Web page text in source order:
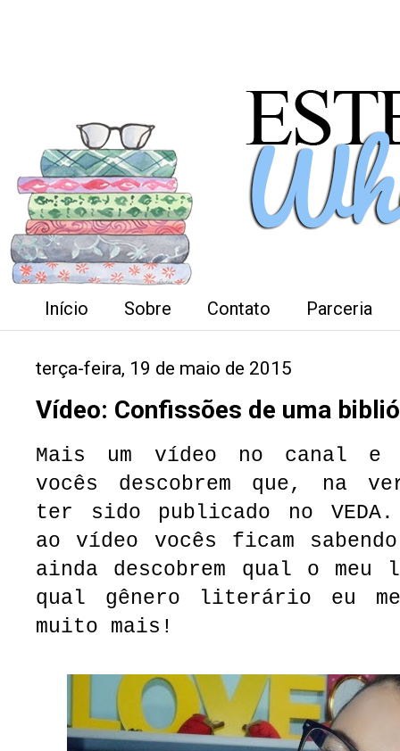
Início Sobre Contato Parceria
terça-feira, 19 de maio de 2015
Vídeo: Confissões de uma
Mais um vídeo no canal e
vocês descobrem que, na
ter sido publicado no
ao vídeo vocês ficam
ainda descobrem qual o
qual gênero literário eu me
muito mais!